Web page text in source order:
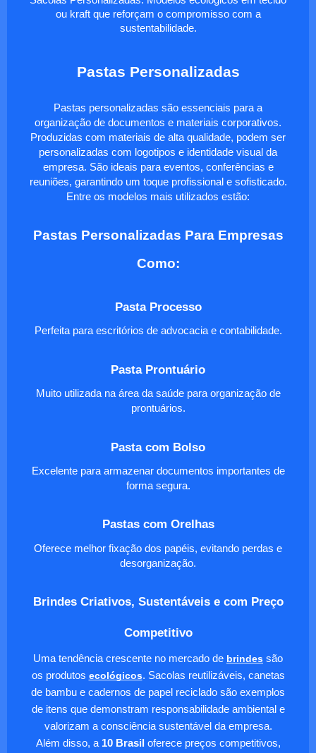
ou kraft que reforçam o compromisso com a
sustentabilidade.
Pastas Personalizadas
Pastas personalizadas são essenciais para a
organização de documentos e materiais corporativos.
Produzidas com materiais de alta qualidade, podem ser
personalizadas com logotipos e identidade visual da
empresa. São ideais para eventos, conferências e
reuniões, garantindo um toque profissional e sofisticado.
Entre os modelos mais utilizados estão:
Pastas Personalizadas Para Empresas
Como:
Pasta Processo
Perfeita para escritórios de advocacia e contabilidade.
Pasta Prontuário
Muito utilizada na área da saúde para organização de
prontuários.
Pasta com Bolso
Excelente para armazenar documentos importantes de
forma segura.
Pastas com Orelhas
Oferece melhor fixação dos papéis, evitando perdas e
desorganização.
Brindes Criativos, Sustentáveis e com Preço
Competitivo
Uma tendência crescente no mercado de brindes são
os produtos ecológicos. Sacolas reutilizáveis, canetas
de bambu e cadernos de papel reciclado são exemplos
de itens que demonstram responsabilidade ambiental e
valorizam a consciência sustentável da empresa.
Além disso, a 10 Brasil oferece preços competitivos,